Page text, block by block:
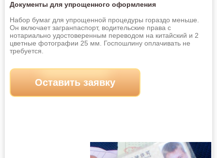
Документы для упрощенного оформления
Набор бумаг для упрощенной процедуры гораздо меньше.
Он включает загранпаспорт, водительские права с
нотариально удостоверенным переводом на китайский и 2
цветные фотографии 25 мм. Госпошлину оплачивать не
требуется.
Оставить заявку
Ессентуки Златоуст
Иваново Ижевск
Калининград
Калуга Каменск-Уральский
Кисловодск